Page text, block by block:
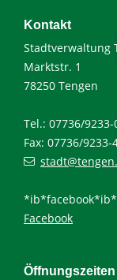
Kontakt
Stadtverwaltung
Marktstr. 1
78250 Tengen
Tel.: 07736/9233-
Fax: 07736/9233-
*ib*facebook*ib*
Facebook